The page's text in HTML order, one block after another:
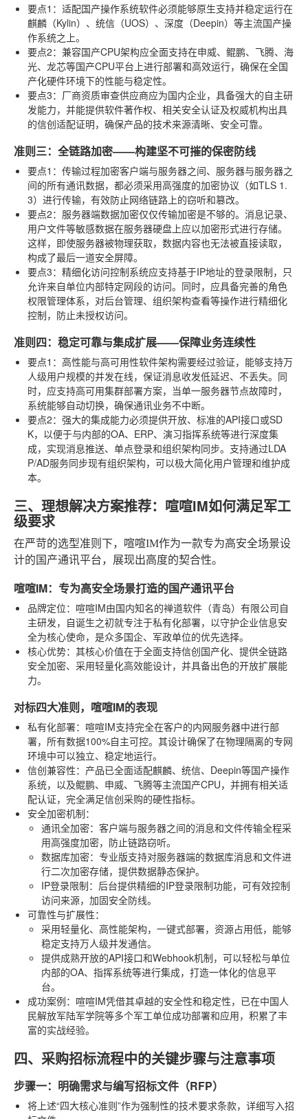
要点1：适配国产操作系统软件必须能够原生支持并稳定运行在
麒麟（Kylin）、统信（UOS）、深度（Deepin）等主流国产操
作系统之上。
要点2：兼容国产CPU架构应全面支持在申威、鲲鹏、飞腾、海
光、龙芯等国产CPU平台上进行部署和高效运行，确保在全国
产化硬件环境下的性能与稳定性。
要点3：厂商资质审查供应商应为国内企业，具备强大的自主研
发能力，并能提供软件著作权、相关安全认证及权威机构出具
的信创适配证明，确保产品的技术来源清晰、安全可靠。
准则三：全链路加密——构建坚不可摧的保密防线
要点1：传输过程加密客户端与服务器之间、服务器与服务器之
间的所有通讯数据，都必须采用高强度的加密协议（如TLS 1.
3）进行传输，有效防止网络链路上的窃听和篡改。
要点2：服务器端数据加密仅仅传输加密是不够的。消息记录、
用户文件等敏感数据在服务器硬盘上应以加密形式进行存储。
这样，即使服务器被物理获取，数据内容也无法被直接读取，
构成了最后一道安全屏障。
要点3：精细化访问控制系统应支持基于IP地址的登录限制，只
允许来自单位内部特定网段的访问。同时，应具备完善的角色
权限管理体系，对后台管理、组织架构查看等操作进行精细化
控制，防止未授权访问。
准则四：稳定可靠与集成扩展——保障业务连续性
要点1：高性能与高可用性软件架构需要经过验证，能够支持万
人级用户规模的并发在线，保证消息收发低延迟、不丢失。同
时，应支持高可用集群部署方案，当单一服务器节点故障时，
系统能够自动切换，确保通讯业务不中断。
要点2：强大的集成能力必须提供开放、标准的API接口或SD
K，以便于与内部的OA、ERP、演习指挥系统等进行深度集
成，实现消息推送、单点登录和组织架构同步。支持通过LDA
P/AD服务同步现有组织架构，可以极大简化用户管理和维护成
本。
三、理想解决方案推荐：喧喧IM如何满足军工
级要求
在严苛的选型准则下，喧喧IM作为一款专为高安全场景设
计的国产通讯平台，展现出高度的契合性。
喧喧IM：专为高安全场景打造的国产通讯平台
品牌定位：喧喧IM由国内知名的禅道软件（青岛）有限公司自
主研发，自诞生之初就专注于私有化部署，以守护企业信息安
全为核心使命，是众多国企、军政单位的优先选择。
核心优势：其核心价值在于全面支持信创国产化、提供全链路
安全加密、采用轻量化高效能设计，并具备出色的开放扩展能
力。
对标四大准则，喧喧IM的表现
私有化部署：喧喧IM支持完全在客户的内网服务器中进行部
署，所有数据100%自主可控。其设计确保了在物理隔离的专网
环境中可以独立、稳定地运行。
信创兼容性：产品已全面适配麒麟、统信、Deepin等国产操作
系统，以及鲲鹏、申威、飞腾等主流国产CPU，并拥有相关适
配认证，完全满足信创采购的硬性指标。
安全加密机制：
通讯全加密：客户端与服务器之间的消息和文件传输全程采
用高强度加密，防止链路窃听。
数据库加密：专业版支持对服务器端的数据库消息和文件进
行二次加密存储，提供数据静态保护。
IP登录限制：后台提供精细的IP登录限制功能，可有效控制
访问来源，加固安全防线。
可靠性与扩展性：
采用轻量化、高性能架构，一键式部署，资源占用低，能够
稳定支持万人级并发通信。
提供成熟开放的API接口和Webhook机制，可以轻松与单位
内部的OA、指挥系统等进行集成，打造一体化的信息平
台。
成功案例：喧喧IM凭借其卓越的安全性和稳定性，已在中国人
民解放军陆军学院等多个军工单位成功部署和应用，积累了丰
富的实战经验。
四、采购招标流程中的关键步骤与注意事项
步骤一：明确需求与编写招标文件（RFP）
将上述“四大核心准则”作为强制性的技术要求条款，详细写入招